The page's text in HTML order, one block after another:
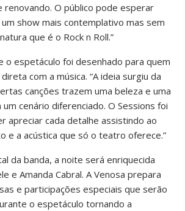
O público pode esperar
show mais contemplativo mas sem
que é o Rock n Roll.”
o espetáculo foi desenhado para quem
com a música. “A ideia surgiu da
canções trazem uma beleza e uma
cenário diferenciado. O Sessions foi
apreciar cada detalhe assistindo ao
e a acústica que só o teatro oferece.”
da banda, a noite será enriquecida
e Amanda Cabral. A Venosa prepara
e participações especiais que serão
o espetáculo tornando a